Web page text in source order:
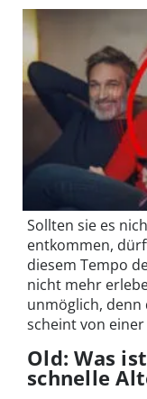
Sollten sie es
entkommen,
diesem Tempo
nicht mehr
unmöglich, denn
scheint von
Old: Was
schnelle